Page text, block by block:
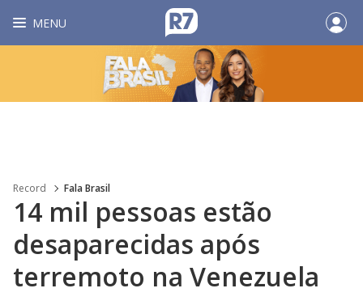
MENU
Record Fala Brasil
14 mil pessoas estão
desaparecidas após
terremoto na Venezuela